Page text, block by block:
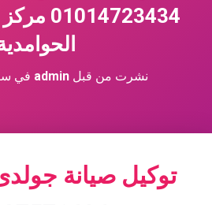
نشرت من قبلadmin في
توكيل صيانة